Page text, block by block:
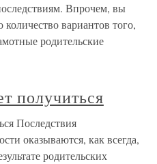
Впрочем, вы
вариантов того,
родительские
получиться
Последствия
оказываются, как всегда,
родительских